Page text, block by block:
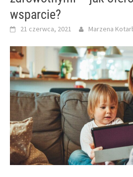
wsparcie?
21 czerwca, 2021 Marzena